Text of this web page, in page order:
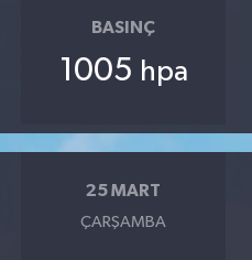
BASINÇ
1005 hpa
25 MART
ÇARŞAMBA